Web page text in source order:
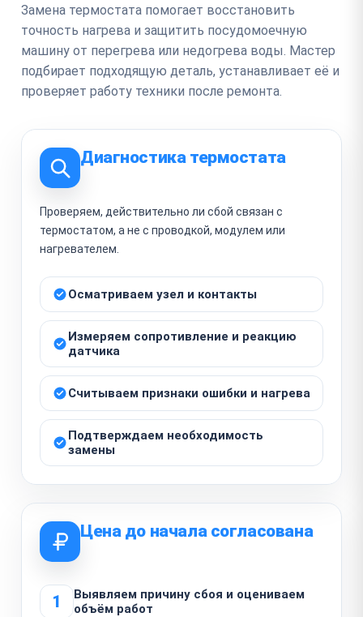
Замена термостата помогает восстановить
точность нагрева и защитить посудомоечную
машину от перегрева или недогрева воды. Мастер
подбирает подходящую деталь, устанавливает её и
проверяет работу техники после ремонта.
Диагностика термостата
Проверяем, действительно ли сбой связан с
термостатом, а не с проводкой, модулем или
нагревателем.
Осматриваем узел и контакты
Измеряем сопротивление и реакцию
датчика
Считываем признаки ошибки и нагрева
Подтверждаем необходимость
замены
Цена до начала согласована
1
Выявляем причину сбоя и оцениваем
объём работ